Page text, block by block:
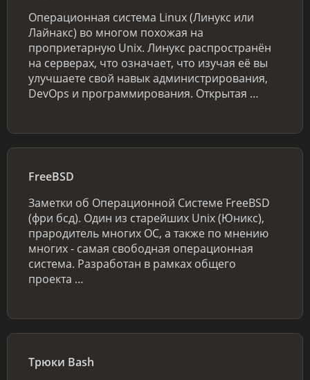
Операционная система Linux (Линукс или
Лайнакс) во многом похожая на
проприетарную Unix. Линукс распространён
на серверах, что означает, что изучая её вы
улучшаете свой навык администрирования,
DevOps и программирования. Открытая …
FreeBSD
Заметки об Операционной Системе FreeBSD
(фри бсд). Один из старейших Unix (Юникс),
прародитель многих ОС, а также по мнению
многих - самая свободная операционная
система. Разработан в рамках общего
проекта …
Трюки Bash